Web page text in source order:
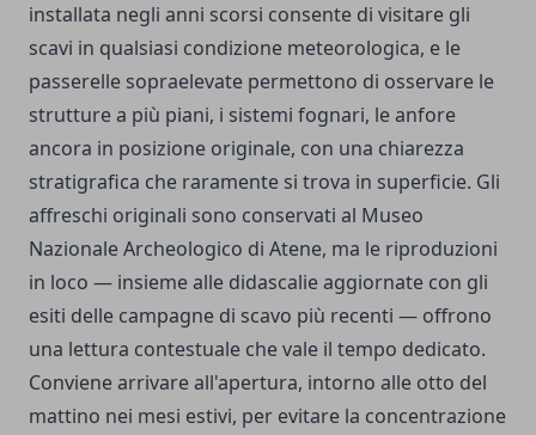
installata negli anni scorsi consente di visitare gli
scavi in qualsiasi condizione meteorologica, e le
passerelle sopraelevate permettono di osservare le
strutture a più piani, i sistemi fognari, le anfore
ancora in posizione originale, con una chiarezza
stratigrafica che raramente si trova in superficie. Gli
affreschi originali sono conservati al Museo
Nazionale Archeologico di Atene, ma le riproduzioni
in loco — insieme alle didascalie aggiornate con gli
esiti delle campagne di scavo più recenti — offrono
una lettura contestuale che vale il tempo dedicato.
Conviene arrivare all'apertura, intorno alle otto del
mattino nei mesi estivi, per evitare la concentrazione